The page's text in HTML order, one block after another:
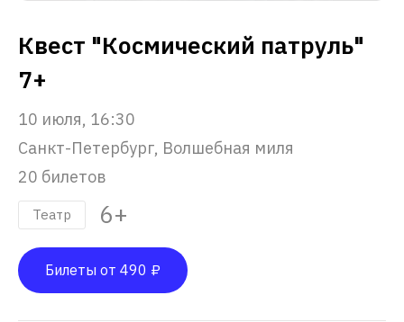
Квест "Космический патруль"
7+
10 июля, 16:30
Санкт-Петербург, Волшебная миля
20 билетов
Театр 6+
Билеты от 490 ₽